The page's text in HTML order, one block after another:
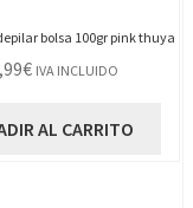
bolsa 100gr pink thuya
€ IVA INCLUIDO
AL CARRITO